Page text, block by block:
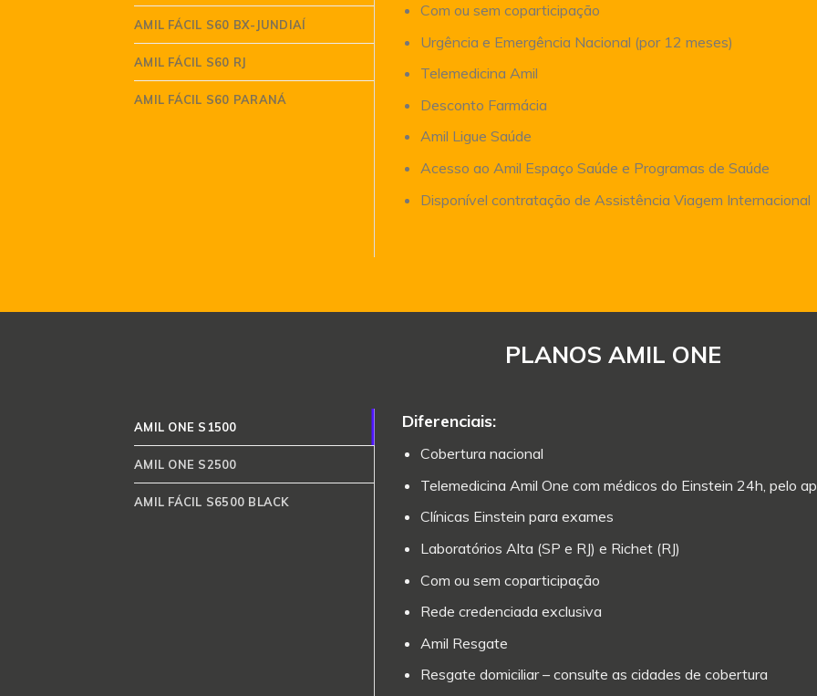
AMIL FÁCIL S60 BX-JUNDIAÍ
AMIL FÁCIL S60 RJ
AMIL FÁCIL S60 PARANÁ
Com ou sem coparticipação
Urgência e Emergência Nacional (por 12 meses)
Telemedicina Amil
Desconto Farmácia
Amil Ligue Saúde
Acesso ao Amil Espaço Saúde e Programas de Saúde
Disponível contratação de Assistência Viagem Internacional
PLANOS AMIL ONE
AMIL ONE S1500
AMIL ONE S2500
AMIL FÁCIL S6500 BLACK
Diferenciais:
Cobertura nacional
Telemedicina Amil One com médicos do Einstein 24h, pelo
Clínicas Einstein para exames
Laboratórios Alta (SP e RJ) e Richet (RJ)
Com ou sem coparticipação
Rede credenciada exclusiva
Amil Resgate
Resgate domiciliar – consulte as cidades de cobertura